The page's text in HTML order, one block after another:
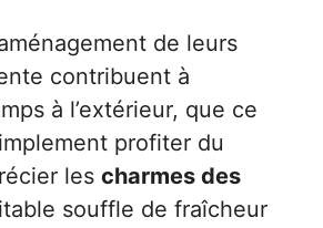
de leurs
contribuent à
à l’extérieur, que ce
profiter du
les charmes des
souffle de fraîcheur